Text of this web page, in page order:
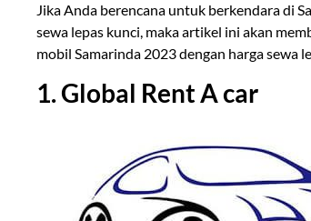
Jika Anda berencana untuk berkendara di
sewa lepas kunci, maka artikel ini akan
mobil Samarinda 2023 dengan harga sewa
1. Global Rent A car